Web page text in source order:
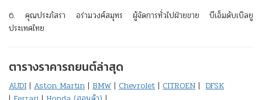
6. คุณประภัสรา อร่ามวงศ์สมุทร ผู้จัดการทั่วไปฝ่ายขาย บีเอ็มดับเบิลยู
ประเทศไทย
ตารางราคารถยนต์ล่าสุด
AUDI | Aston Martin | BMW | Chevrolet | CITROEN | DFSK